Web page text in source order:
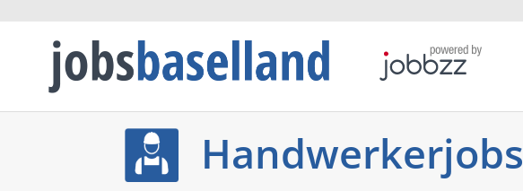
Handwerkerjobs